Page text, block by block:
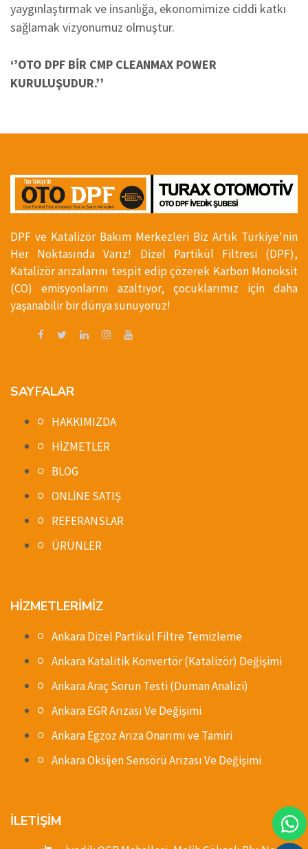
yaygınlaştırmak ve insanlığa, ekonomimize ciddi katkı
sağlamak vizyonumuz olmuştur.
‘’OTO DPF BİR CMP CLEANMAX POWER
KURULUŞUDUR.’’
DPF ve Katalizör Bakım Merkezleri Biz Artık Türkiye'nin
Her Noktasında Varız! Dizel Partikül Filtresi (DPF),
Katalizör arızalarını tespit edip çözerek Karbon Monoksit
(CO) emisyonlarını azaltıyor, çocuklarımız için daha
yaşanabilir bir dünya sunuyoruz!
SAYFALAR
HAKKIMIZDA
HİZMETLER
BLOG
ONLİNE SATIŞ
REFERANSLAR
ÜRÜNLER
HİZMETLERİMİZ
Ankara Dizel Partikül Filtre Temizleme
Ankara Katalitik Konvertör (Katalizör) Değişimi
Ankara Araç Sorun Testi (Duman Analizi)
Ankara EGR Arızası Ve Değişimi
Ankara Egzoz Arıza Onarımı ve Tamiri
Ankara Oksijen Sensörü Arızası Ve Değişimi
İLETİŞİM